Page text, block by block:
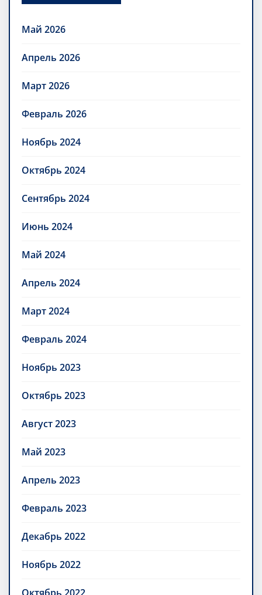
Май 2026
Апрель 2026
Март 2026
Февраль 2026
Ноябрь 2024
Октябрь 2024
Сентябрь 2024
Июнь 2024
Май 2024
Апрель 2024
Март 2024
Февраль 2024
Ноябрь 2023
Октябрь 2023
Август 2023
Май 2023
Апрель 2023
Февраль 2023
Декабрь 2022
Ноябрь 2022